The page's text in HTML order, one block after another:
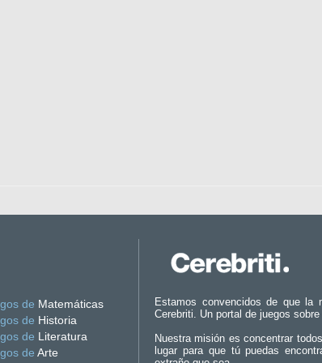
de Matemáticas
de Historia
de Literatura
de Arte
Estamos convencidos de que la
Cerebriti. Un portal de juegos
Nuestra misión es concentrar
lugar para que tú puedas